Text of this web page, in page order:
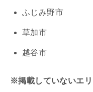
ふじみ野市
草加市
越谷市
※掲載していないエ